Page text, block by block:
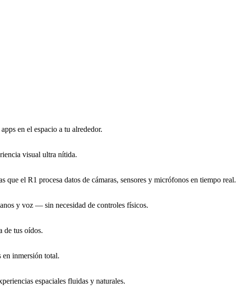
en el espacio a tu alrededor.
visual ultra nítida.
que el R1 procesa datos de cámaras, sensores y micrófonos en tiempo real.
y voz — sin necesidad de controles físicos.
de tus oídos.
inmersión total.
espaciales fluidas y naturales.